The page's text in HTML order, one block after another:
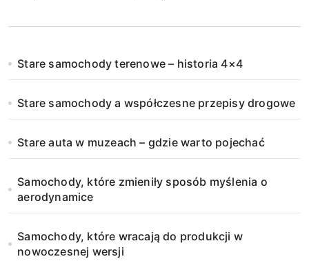
Stare samochody terenowe – historia 4×4
Stare samochody a współczesne przepisy drogowe
Stare auta w muzeach – gdzie warto pojechać
Samochody, które zmieniły sposób myślenia o
aerodynamice
Samochody, które wracają do produkcji w
nowoczesnej wersji